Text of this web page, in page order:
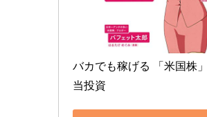
バカでも稼げる 「米国株
当投資